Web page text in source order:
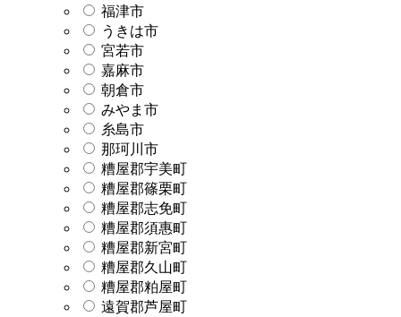
福津市
うきは市
宮若市
嘉麻市
朝倉市
みやま市
糸島市
那珂川市
糟屋郡宇美町
糟屋郡篠栗町
糟屋郡志免町
糟屋郡須惠町
糟屋郡新宮町
糟屋郡久山町
糟屋郡粕屋町
遠賀郡芦屋町